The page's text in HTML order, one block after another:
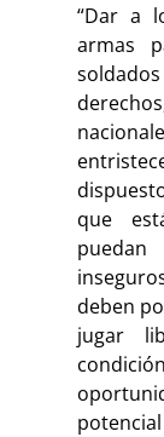
“Dar a
armas
que
deben
jugar
potencial